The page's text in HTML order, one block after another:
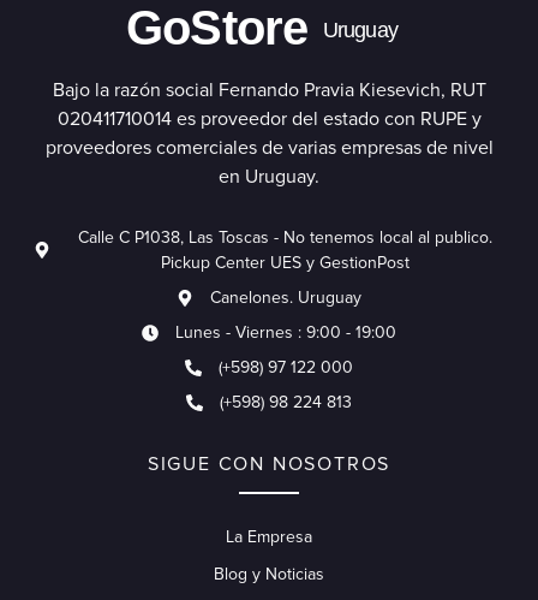
GoStore Uruguay
Bajo la razón social Fernando Pravia Kiesevich, RUT
020411710014 es proveedor del estado con RUPE y
proveedores comerciales de varias empresas de nivel
en Uruguay.
Calle C P1038, Las Toscas - No tenemos local al publico.
Pickup Center UES y GestionPost
Canelones. Uruguay
Lunes - Viernes : 9:00 - 19:00
(+598) 97 122 000
(+598) 98 224 813
SIGUE CON NOSOTROS
La Empresa
Blog y Noticias